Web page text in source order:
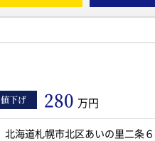
値下げ 280 万円
北海道札幌市北区あいの里二条